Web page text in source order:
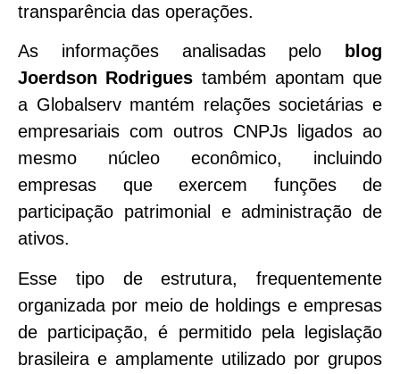
transparência das operações.
As informações analisadas pelo
blog
Joerdson Rodrigues também apontam que
a Globalserv mantém relações societárias e
empresariais com outros CNPJs ligados ao
mesmo núcleo econômico, incluindo
empresas que exercem funções de
participação patrimonial e administração de
ativos.
Esse tipo de estrutura, frequentemente
organizada por meio de holdings e empresas
de participação, é permitido pela legislação
brasileira e amplamente utilizado por grupos